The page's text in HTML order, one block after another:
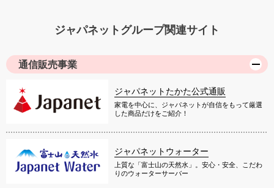
ジャパネットグループ関連サイト
通信販売事業
ジャパネットたかた公式通販
家電を中心に、ジャパネットが自信をもって厳選
した商品だけをご紹介！
ジャパネットウォーター
上質な「富士山の天然水」。安心・安全、こだわ
りのウォーターサーバー